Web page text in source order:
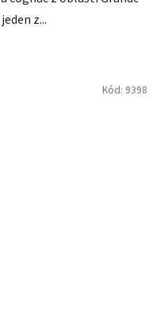
z...
Kód: 9398